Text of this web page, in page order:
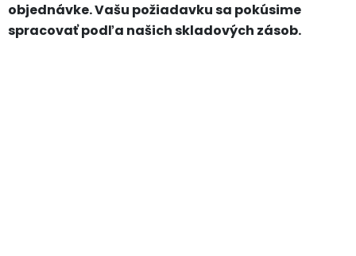
objednávke. Vašu požiadavku sa pokúsime
spracovať podľa našich skladových zásob.